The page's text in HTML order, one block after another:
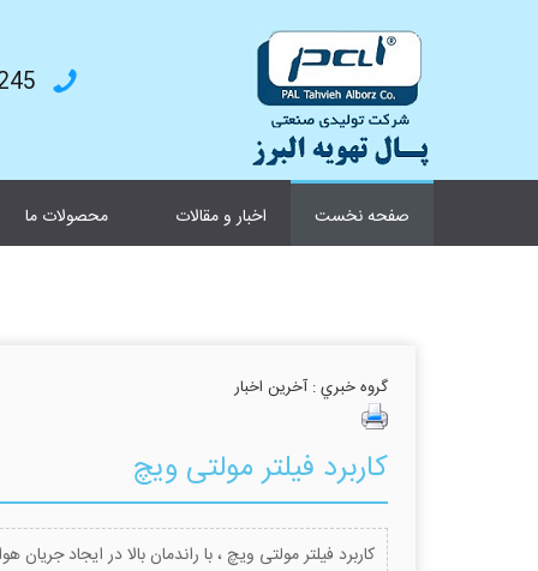
صفحه نخست اخبار و مقالات محصولات ما
گروه خبري : آخرین اخبار
کاربرد فیلتر مولتی ویچ
کاربرد فیلتر مولتی ویچ ، با راندمان بالا در ایجاد